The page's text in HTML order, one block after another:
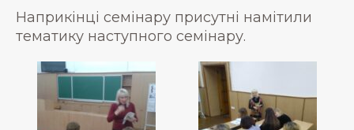
Наприкінці семінару присутні намітили
тематику наступного семінару.